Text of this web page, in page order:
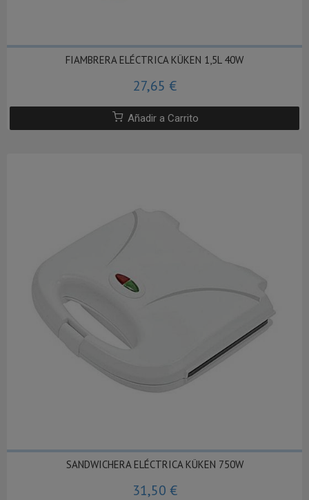
FIAMBRERA ELÉCTRICA KÜKEN 1,5L 40W
27,65 €
Añadir a Carrito
SANDWICHERA ELÉCTRICA KÜKEN 750W
31,50 €